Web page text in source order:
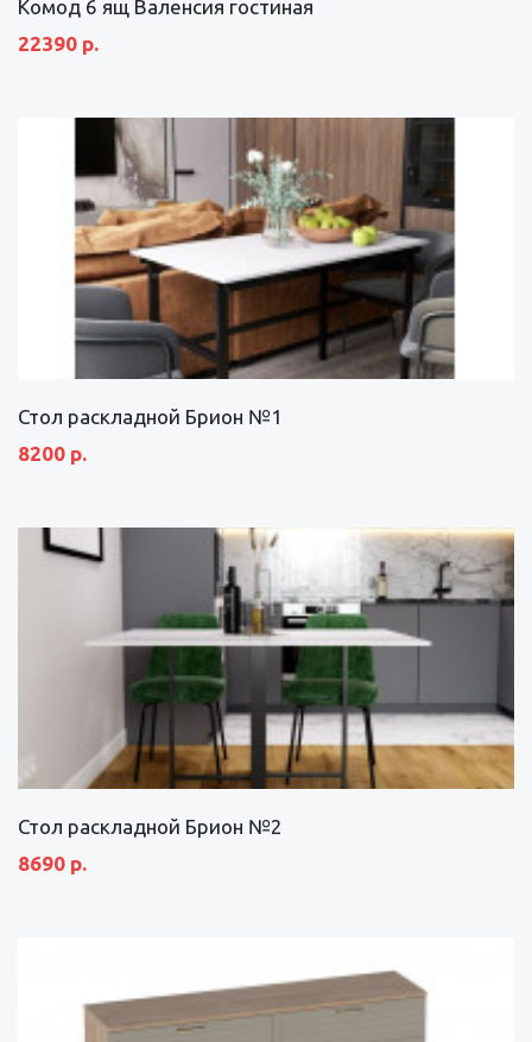
Комод 6 ящ Валенсия гостиная
22390 р.
Стол раскладной Брион №1
8200 р.
Стол раскладной Брион №2
8690 р.